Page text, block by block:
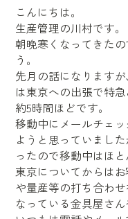
こんにちは。
生産管理の川村です。
朝晩寒くなってきた
う。
先月の話になります
は東京への出張で特
約5時間ほどです。
移動中にメールチェ
ようと思っていまし
ったので移動中はほと
東京についてからは
や量産等の打ち合わ
なっている金具屋さ